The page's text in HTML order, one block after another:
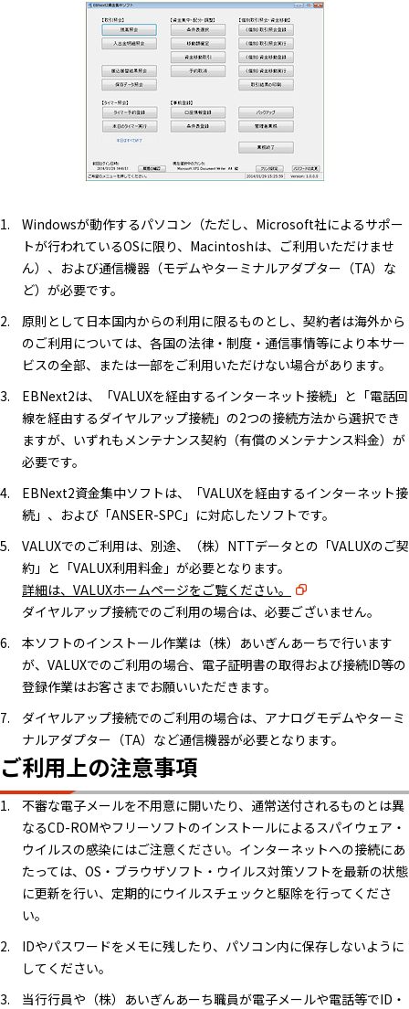
Windowsが動作するパソコン（ただし、Microsoft社によるサポー
トが行われているOSに限り、Macintoshは、ご利用いただけませ
ん）、および通信機器（モデムやターミナルアダプター（TA）な
ど）が必要です。
原則として日本国内からの利用に限るものとし、契約者は海外から
のご利用については、各国の法律・制度・通信事情等により本サー
ビスの全部、または一部をご利用いただけない場合があります。
EBNext2は、「VALUXを経由するインターネット接続」と「電話回
線を経由するダイヤルアップ接続」の2つの接続方法から選択でき
ますが、いずれもメンテナンス契約（有償のメンテナンス料金）が
必要です。
EBNext2資金集中ソフトは、「VALUXを経由するインターネット接
続」、および「ANSER-SPC」に対応したソフトです。
VALUXでのご利用は、別途、（株）NTTデータとの「VALUXのご契
約」と「VALUX利用料金」が必要となります。
詳細は、VALUXホームページをご覧ください。
ダイヤルアップ接続でのご利用の場合は、必要ございません。
本ソフトのインストール作業は（株）あいぎんあーちで行います
が、VALUXでのご利用の場合、電子証明書の取得および接続ID等の
登録作業はお客さまでお願いいただきます。
ダイヤルアップ接続でのご利用の場合は、アナログモデムやターミ
ナルアダプター（TA）など通信機器が必要となります。
ご利用上の注意事項
不審な電子メールを不用意に開いたり、通常送付されるものとは異
なるCD-ROMやフリーソフトのインストールによるスパイウェア・
ウイルスの感染にはご注意ください。インターネットへの接続にあ
たっては、OS・ブラウザソフト・ウイルス対策ソフトを最新の状態
に更新を行い、定期的にウイルスチェックと駆除を行ってくださ
い。
IDやパスワードをメモに残したり、パソコン内に保存しないように
してください。
当行行員や（株）あいぎんあーち職員が電子メールや電話等でID・